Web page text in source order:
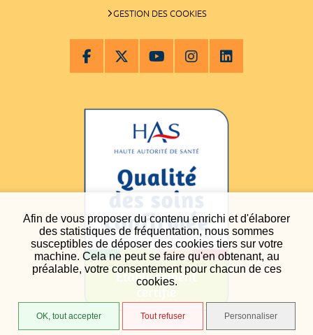
Afin de vous proposer du contenu enrichi et d'élaborer
des statistiques de fréquentation, nous sommes
susceptibles de déposer des cookies tiers sur votre
machine. Cela ne peut se faire qu'en obtenant, au
préalable, votre consentement pour chacun de ces
cookies.
OK, tout accepter Tout refuser Personnaliser
GESTION DES COOKIES